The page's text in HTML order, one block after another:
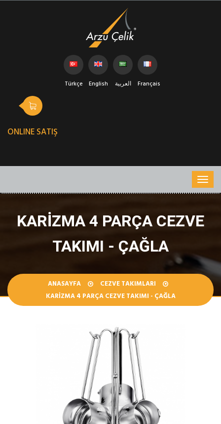
Türkçe English العربية Français
ONLINE SATIŞ
KARIZMA 4 PARÇA CEZVE
TAKIMI - ÇAĞLA
ANASAYFA
CEZVE TAKIMLARI
KARIZMA 4 PARÇA CEZVE TAKIMI - ÇAĞLA